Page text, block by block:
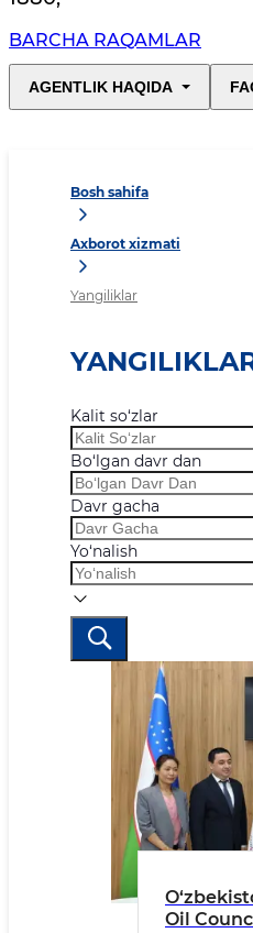
BARCHA RAQAMLAR
AGENTLIK HAQIDA
Bosh sahifa
Axborot xizmati
Yangiliklar
Kalit so‘zlar
Bo‘lgan davr dan
Davr gacha
Yo‘nalish
Oil